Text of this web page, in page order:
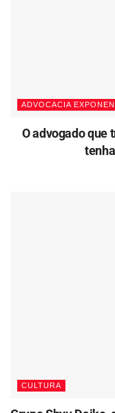
ADVOCACIA
O advogado que
CULTURA